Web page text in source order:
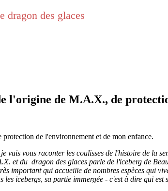
des glaces
l'origine de M.A.X., de
de l'environnement et de mon enfance.
vais vous raconter les coulisses de l'histoire de la
et du dragon des glaces parle de l'iceberg de
important qui accueille de nombres espèces qui
les icebergs, sa partie immergée - c'est à dire qui